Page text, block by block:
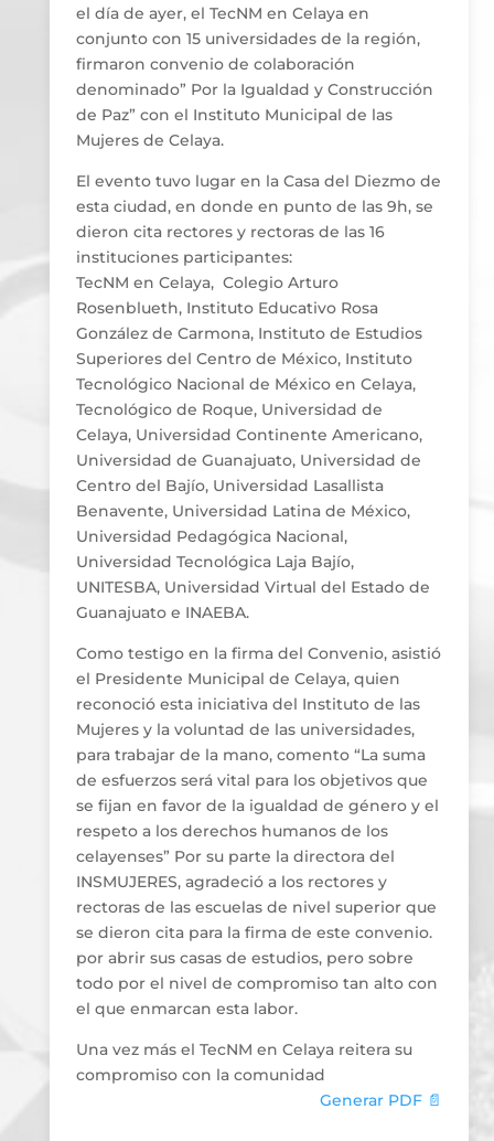
el día de ayer, el TecNM en Celaya en
conjunto con 15 universidades de la región,
firmaron convenio de colaboración
denominado” Por la Igualdad y Construcción
de Paz” con el Instituto Municipal de las
Mujeres de Celaya.
El evento tuvo lugar en la Casa del Diezmo de
esta ciudad, en donde en punto de las 9h, se
dieron cita rectores y rectoras de las 16
instituciones participantes:
TecNM en Celaya, Colegio Arturo
Rosenblueth, Instituto Educativo Rosa
González de Carmona, Instituto de Estudios
Superiores del Centro de México, Instituto
Tecnológico Nacional de México en Celaya,
Tecnológico de Roque, Universidad de
Celaya, Universidad Continente Americano,
Universidad de Guanajuato, Universidad de
Centro del Bajío, Universidad Lasallista
Benavente, Universidad Latina de México,
Universidad Pedagógica Nacional,
Universidad Tecnológica Laja Bajío,
UNITESBA, Universidad Virtual del Estado de
Guanajuato e INAEBA.
Como testigo en la firma del Convenio, asistió
el Presidente Municipal de Celaya, quien
reconoció esta iniciativa del Instituto de las
Mujeres y la voluntad de las universidades,
para trabajar de la mano, comento “La suma
de esfuerzos será vital para los objetivos que
se fijan en favor de la igualdad de género y el
respeto a los derechos humanos de los
celayenses” Por su parte la directora del
INSMUJERES, agradeció a los rectores y
rectoras de las escuelas de nivel superior que
se dieron cita para la firma de este convenio.
por abrir sus casas de estudios, pero sobre
todo por el nivel de compromiso tan alto con
el que enmarcan esta labor.
Una vez más el TecNM en Celaya reitera su
compromiso con la comunidad
Generar PDF 📄